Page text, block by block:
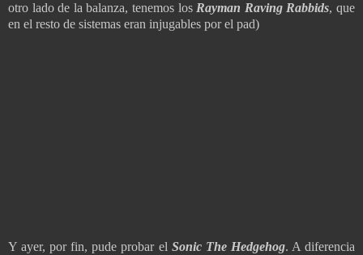
otro lado de la balanza, tenemos los Rayman Raving Rabbids, que
en el resto de sistemas eran injugables por el pad)
Y ayer, por fin, pude probar el Sonic The Hedgehog. A diferencia